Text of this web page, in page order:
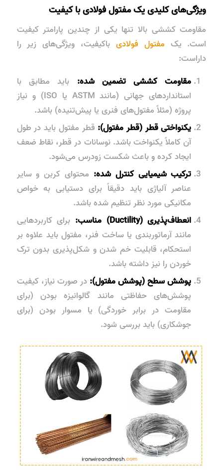
ویژگی‌های کلیدی یک مفتول فولادی با کیفیت
مقاومت کششی بالا تنها یکی از چندین پارامتر کیفیت
است. یک مفتول فولادی باکیفیت، ویژگی‌های زیر را
داراست:
مقاومت کششی تضمین شده: باید مطابق با
استانداردهای جهانی (مانند ASTM یا ISO) و نیاز
پروژه (مثلاً مفتول‌های فنری یا پیش‌تنیده) باشد.
یکنواختی قطر (قطر مفتول): قطر مفتول باید در طول
آن کاملاً یکنواخت باشد. نوسانات در قطر، نقاط ضعف
ایجاد کرده و باعث شکست زودرس می‌شود.
ترکیب شیمیایی کنترل شده: محتوای کربن و سایر
عناصر آلیاژی باید دقیقاً برای دستیابی به خواص
مکانیکی مورد نظر تنظیم شده باشد.
انعطاف‌پذیری (Ductility) مناسب:
برای کاربردهایی
مانند آرماتوربندی یا ساخت فنر، مفتول باید علاوه بر
استحکام، قابلیت خم شدن و شکل‌پذیری بدون ترک
خوردن را نیز داشته باشد.
پوشش سطح (پوشش مفتول): در صورت نیاز، کیفیت
پوشش‌های حفاظتی مانند گالوانیزه بودن (برای
مقاومت در برابر خوردگی) یا مسوار بودن (برای
جوشکاری) باید بررسی شود.